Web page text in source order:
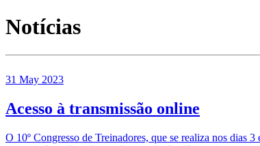
Notícias
31 May 2023
Acesso à transmissão online
O 10º Congresso de Treinadores, que se realiza nos dias